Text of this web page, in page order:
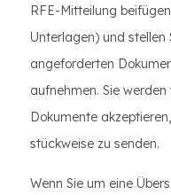
RFE-Mitteilung
Unterlagen) und stellen
angeforderten
aufnehmen. Sie
Dokumente
stückweise zu senden.
Wenn Sie um eine